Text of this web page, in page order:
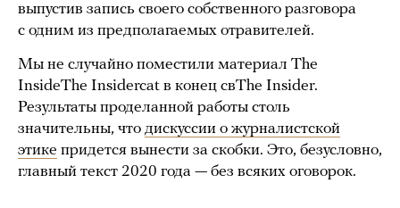
выпустив запись своего собственного разговора
с одним из предполагаемых отравителей.
Мы не случайно поместили материал The
InsideThe Insidercat в конец свThe Insider.
Результаты проделанной работы столь
значительны, что дискуссии о журналистской
этике придется вынести за скобки. Это, безусловно,
главный текст 2020 года — без всяких оговорок.